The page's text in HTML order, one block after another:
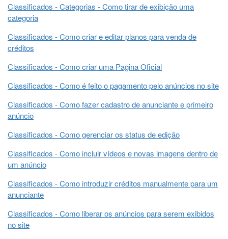
Classificados - Categorias - Como tirar de exibição uma
categoria
Classificados - Como criar e editar planos para venda de
créditos
Classificados - Como criar uma Pagina Oficial
Classificados - Como é feito o pagamento pelo anúncios no site
Classificados - Como fazer cadastro de anunciante e primeiro
anúncio
Classificados - Como gerenciar os status de edição
Classificados - Como incluir vídeos e novas imagens dentro de
um anúncio
Classificados - Como introduzir créditos manualmente para um
anunciante
Classificados - Como liberar os anúncios para serem exibidos
no site